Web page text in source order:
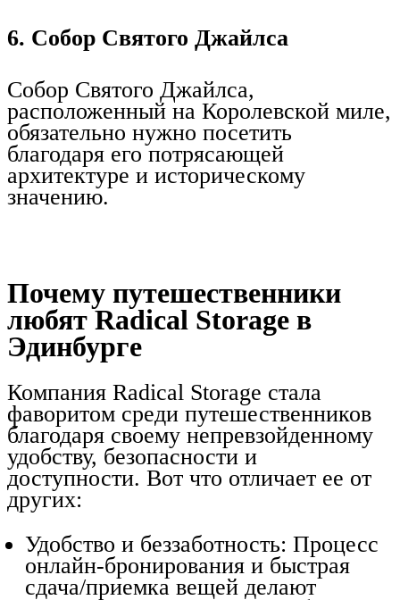
6. Собор Святого Джайлса
Собор Святого Джайлса,
расположенный на Королевской миле,
обязательно нужно посетить
благодаря его потрясающей
архитектуре и историческому
значению.
Почему путешественники
любят Radical Storage в
Эдинбурге
Компания Radical Storage стала
фаворитом среди путешественников
благодаря своему непревзойденному
удобству, безопасности и
доступности. Вот что отличает ее от
других:
Удобство и беззаботность: Процесс
онлайн-бронирования и быстрая
сдача/приемка вещей делают